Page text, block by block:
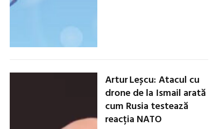
Artur Leșcu: Atacul cu
drone de la Ismail arată
cum Rusia testează
reacția NATO